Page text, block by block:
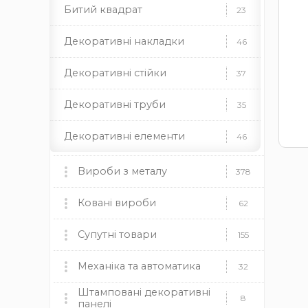
Битий квадрат 23
Декоративні накладки 46
Декоративні стійки 37
Декоративні труби 35
Декоративні елементи 46
Профільні труби 22
Заклепки 13
Ковані ручки 18
Кріплення 9
Кругляк під кору 6
Вироби з металу 378
Мангали, пічки та аксесуари 60
мангали пічки
Камінні топки BOKAR
Ковані вироби 62
Ковані ворота 9
Ковані огорожі 12
Ковані навіси 8
Супутні товари 155
Пластикові заглушки 37
круглі прямокутні квадратні
Механіка та автоматика 32
Механіка 19
Штамповані декоративні
панелі
8